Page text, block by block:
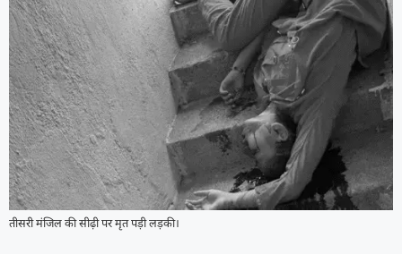
तीसरी मंजिल की सीढ़ी पर मृत पड़ी लड़की।